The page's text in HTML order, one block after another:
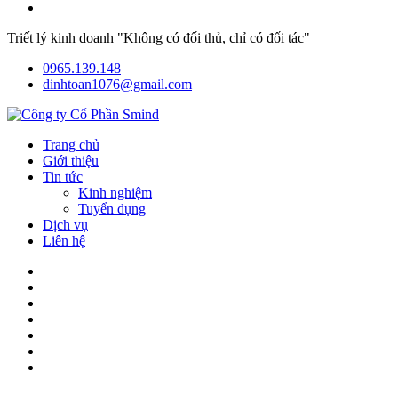
Triết lý kinh doanh "Không có đối thủ, chỉ có đối tác"
0965.139.148
dinhtoan1076@gmail.com
Trang chủ
Giới thiệu
Tin tức
Kinh nghiệm
Tuyển dụng
Dịch vụ
Liên hệ